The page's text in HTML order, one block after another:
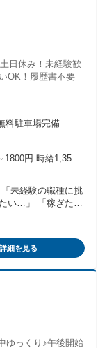
での勤務経験があ
日休み！未経験歓
OK！履歴書不要
料駐車場完備
1800円 時給1,350
け取りも可能 交
円まで）
未経験の職種に挑
い…」 「稼ぎた
談もOK◎お気軽に
詳細を見る
ゆっくり♪午後開始